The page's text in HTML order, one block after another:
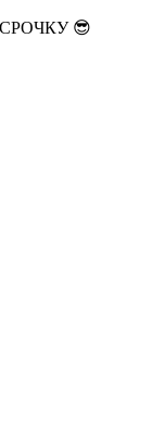
😎